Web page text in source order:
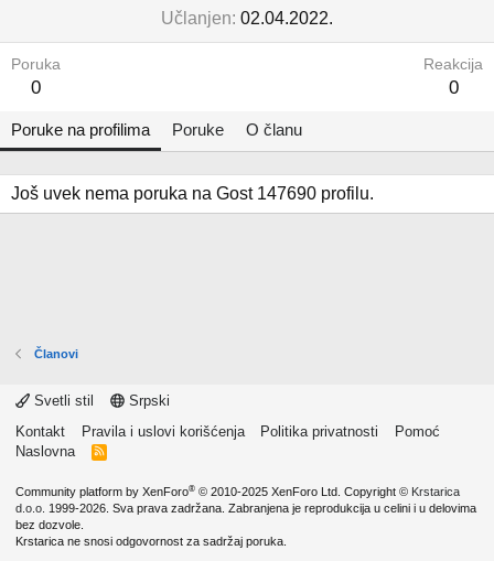
Učlanjen 02.04.2022.
Poruka
0
Reakcija
0
Poruke na profilima Poruke O članu
Još uvek nema poruka na Gost 147690 profilu.
Članovi
Svetli stil
Srpski
Kontakt
Pravila i uslovi korišćenja Politika privatnosti
Pomoć
Naslovna
R
Community platform by XenForo® © 2010-2025 XenForo Ltd. Copyright © Krstarica
d.o.o. 1999-2026. Sva prava zadržana. Zabranjena je reprodukcija u celini i u delovima
bez dozvole.
Krstarica ne snosi odgovornost za sadržaj poruka.